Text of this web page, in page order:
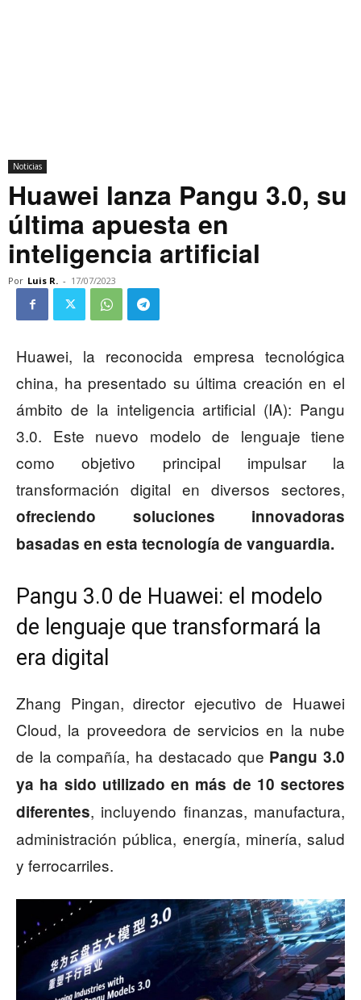
Noticias
Huawei lanza Pangu 3.0, su
última apuesta en
inteligencia artificial
Por Luis R. - 17/07/2023
Huawei, la reconocida empresa tecnológica
china, ha presentado su última creación en el
ámbito de la inteligencia artificial (IA): Pangu
3.0. Este nuevo modelo de lenguaje tiene
como objetivo principal impulsar la
transformación digital en diversos sectores,
ofreciendo soluciones innovadoras
basadas en esta tecnología de vanguardia.
Pangu 3.0 de Huawei: el modelo
de lenguaje que transformará la
era digital
Zhang Pingan, director ejecutivo de Huawei
Cloud, la proveedora de servicios en la nube
de la compañía, ha destacado que Pangu 3.0
ya ha sido utilizado en más de 10 sectores
diferentes, incluyendo finanzas, manufactura,
administración pública, energía, minería, salud
y ferrocarriles.